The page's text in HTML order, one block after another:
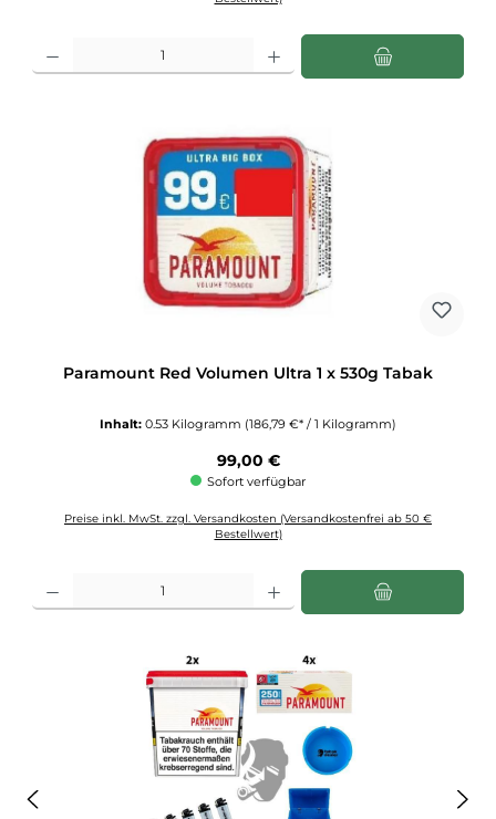
Produkt Anzahl: Gib den gewünschten Wert ein oder benutze die Schaltflächen
Paramount Red Volumen Ultra 1 x 530g Tabak
Inhalt: 0.53 Kilogramm (186,79 €* / 1 Kilogramm)
Regulärer Preis:
99,00 €
Sofort verfügbar
Preise inkl. MwSt. zzgl. Versandkosten (Versandkostenfrei ab 50 €
Bestellwert)